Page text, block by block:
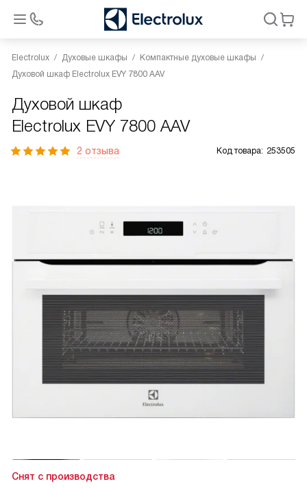
Electrolux Духовые шкафы
Компактные духовые шкафы
Духовой шкаф Electrolux EVY 7800 AAV
Духовой шкаф
Electrolux EVY 7800 AAV
2 отзыва Код товара: 253505
Снят с производства